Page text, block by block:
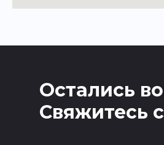
Остались
Свяжитесь